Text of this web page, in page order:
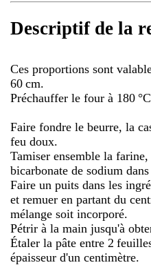
Descriptif de la
Ces proportions sont
60 cm.
Préchauffer le four à 180
Faire fondre le beurre, la
feu doux.
Tamiser ensemble la
bicarbonate de sodium
Faire un puits dans les
et remuer en partant du
mélange soit incorporé.
Pétrir à la main jusqu'à
Étaler la pâte entre 2
épaisseur d'un centimètre.